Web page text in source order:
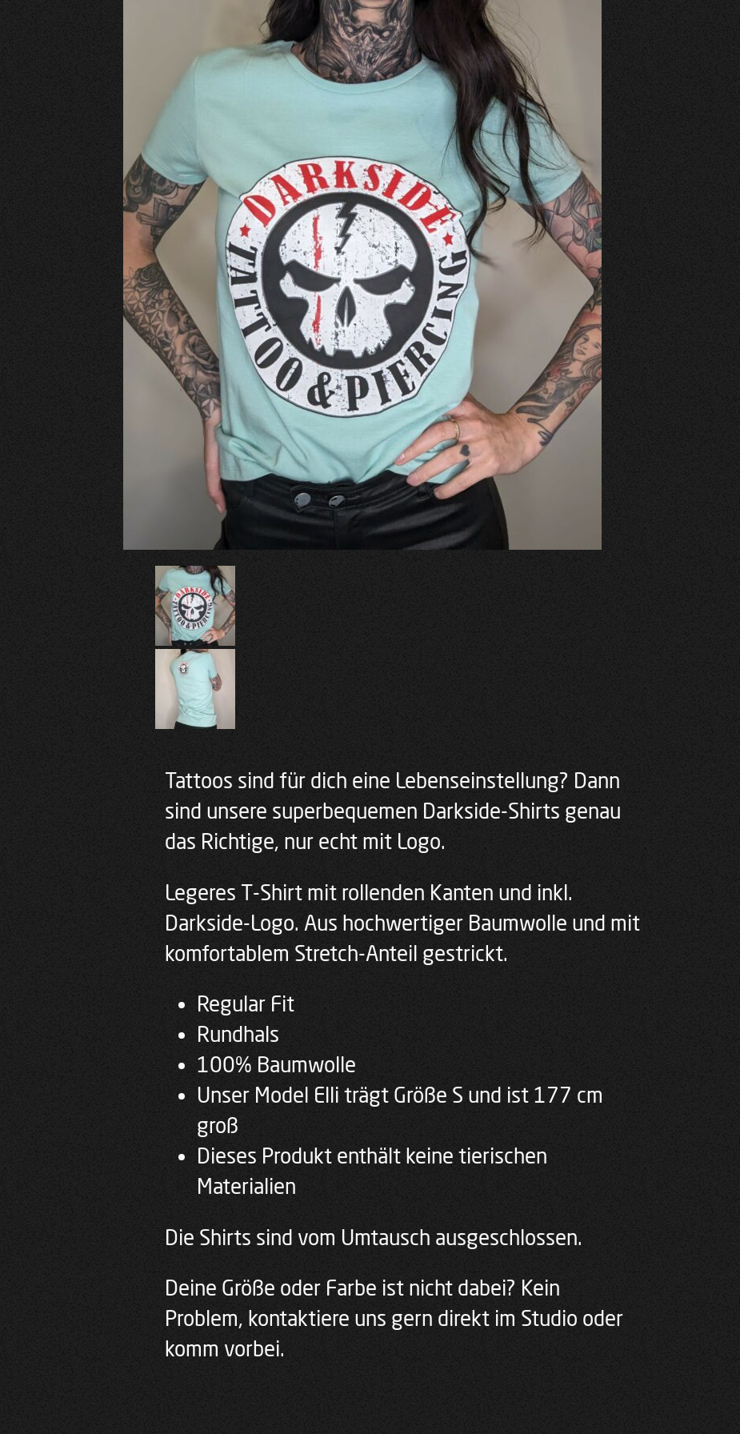
Tattoos sind für dich eine Lebenseinstellung? Dann
sind unsere superbequemen Darkside-Shirts genau
das Richtige, nur echt mit Logo.
Legeres T-Shirt mit rollenden Kanten und inkl.
Darkside-Logo. Aus hochwertiger Baumwolle und mit
komfortablem Stretch-Anteil gestrickt.
Regular Fit
Rundhals
100% Baumwolle
Unser Model Elli trägt Größe S und ist 177 cm
groß
Dieses Produkt enthält keine tierischen
Materialien
Die Shirts sind vom Umtausch ausgeschlossen.
Deine Größe oder Farbe ist nicht dabei? Kein
Problem, kontaktiere uns gern direkt im Studio oder
komm vorbei.